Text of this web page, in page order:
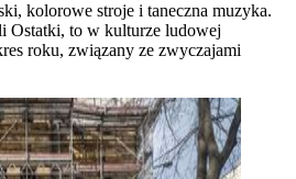
kolorowe stroje i taneczna muzyka.
Ostatki, to w kulturze ludowej
roku, związany ze zwyczajami